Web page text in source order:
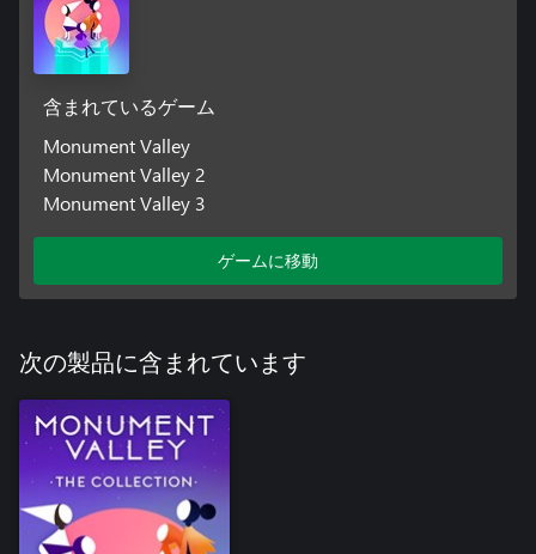
含まれているゲーム
Monument Valley
Monument Valley 2
Monument Valley 3
ゲームに移動
次の製品に含まれています